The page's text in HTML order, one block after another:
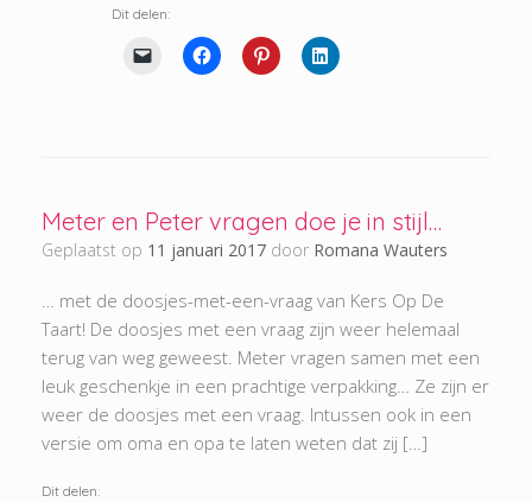
Dit delen:
Meter en Peter vragen doe je in stijl…
Geplaatst op 11 januari 2017 door Romana Wauters
… met de doosjes-met-een-vraag van Kers Op De
Taart! De doosjes met een vraag zijn weer helemaal
terug van weg geweest. Meter vragen samen met een
leuk geschenkje in een prachtige verpakking… Ze zijn er
weer de doosjes met een vraag. Intussen ook in een
versie om oma en opa te laten weten dat zij […]
Dit delen: